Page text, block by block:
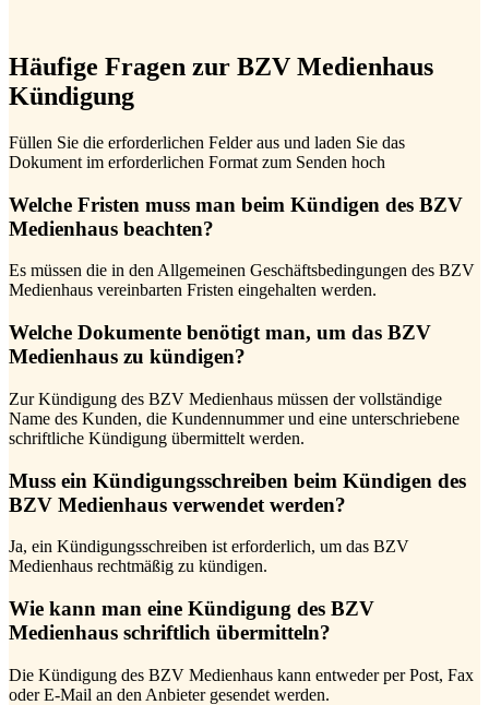
Häufige Fragen zur BZV Medienhaus
Kündigung
Füllen Sie die erforderlichen Felder aus und laden Sie das
Dokument im erforderlichen Format zum Senden hoch
Welche Fristen muss man beim Kündigen des BZV
Medienhaus beachten?
Es müssen die in den Allgemeinen Geschäftsbedingungen des BZV
Medienhaus vereinbarten Fristen eingehalten werden.
Welche Dokumente benötigt man, um das BZV
Medienhaus zu kündigen?
Zur Kündigung des BZV Medienhaus müssen der vollständige
Name des Kunden, die Kundennummer und eine unterschriebene
schriftliche Kündigung übermittelt werden.
Muss ein Kündigungsschreiben beim Kündigen des
BZV Medienhaus verwendet werden?
Ja, ein Kündigungsschreiben ist erforderlich, um das BZV
Medienhaus rechtmäßig zu kündigen.
Wie kann man eine Kündigung des BZV
Medienhaus schriftlich übermitteln?
Die Kündigung des BZV Medienhaus kann entweder per Post, Fax
oder E-Mail an den Anbieter gesendet werden.